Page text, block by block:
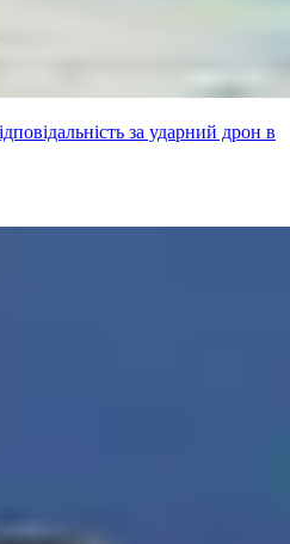
за ударний дрон в